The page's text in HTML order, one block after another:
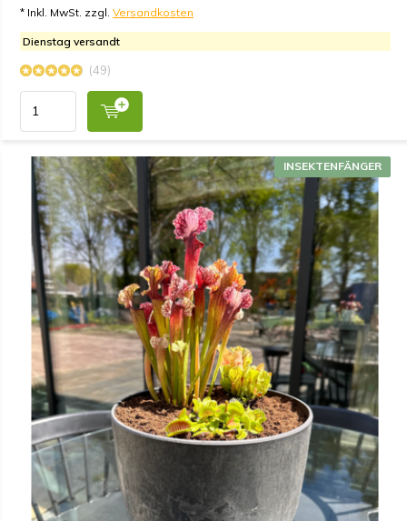
* Inkl. MwSt. zzgl. Versandkosten
Dienstag versandt
(49)
INSEKTENFÄNGER